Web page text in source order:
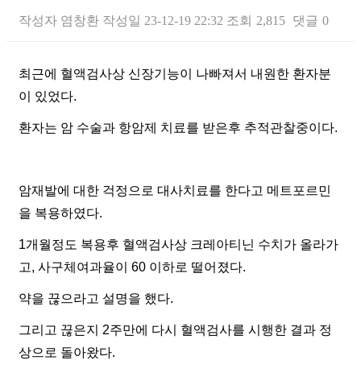
작성자 염창환 작성일 23-12-19 22:32 조회 2,815 댓글 0
본문
최근에 혈액검사상 신장기능이 나빠져서 내원한 환자분
이 있었다.
환자는 암 수술과 항암제 치료를 받은후 추적관찰중이다.
암재발에 대한 걱정으로 대사치료를 한다고 메트포르민
을 복용하였다.
1개월정도 복용후 혈액검사상 크레아티닌 수치가 올라가
고, 사구체여과율이 60 이하로 떨어졌다.
약을 끊으라고 설명을 했다.
그리고 끊은지 2주만에 다시 혈액검사를 시행한 결과 정
상으로 돌아왔다.